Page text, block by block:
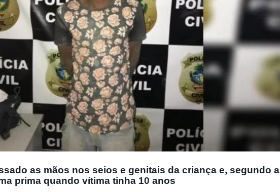
as mãos nos seios e genitais da criança e, segundo a
prima quando vítima tinha 10 anos